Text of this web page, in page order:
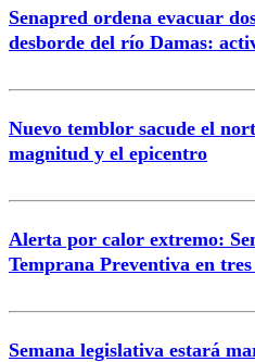
Correo
Senapred ordena evacuar
desborde del río Damas:
Nuevo temblor sacude el
magnitud y el epicentro
Alerta por calor extremo:
Temprana Preventiva en
Semana legislativa estará